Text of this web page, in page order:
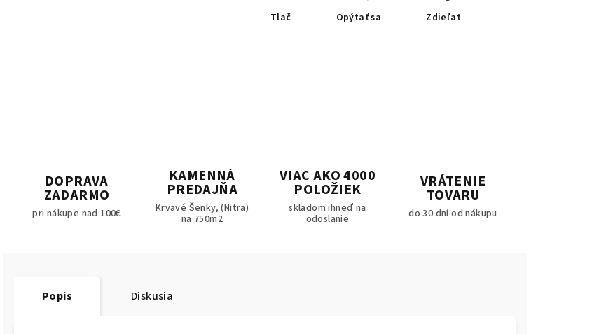
Tlač Opýtať sa Zdieľať
DOPRAVA
ZADARMO
pri nákupe nad 100€
KAMENNÁ
PREDAJŇA
Krvavé Šenky, (Nitra)
na 750m2
VIAC AKO 4000
POLOŽIEK
skladom ihneď na
odoslanie
VRÁTENIE
TOVARU
do 30 dní od nákupu
Popis Diskusia